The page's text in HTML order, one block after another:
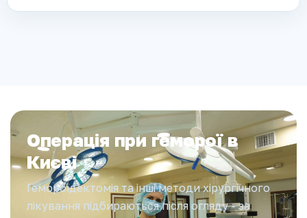
Операція при геморої в
Києві
Гемороїдектомія та інші методи хірургічного
лікування підбираються після огляду - за